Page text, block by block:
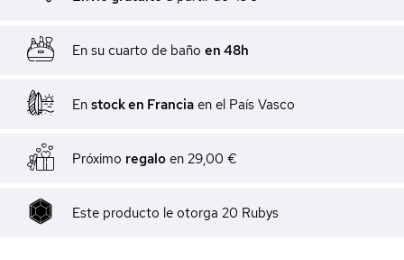
En su cuarto de baño en 48h
En stock en Francia en el País Vasco
Próximo regalo en 29,00 €
Este producto le otorga 20 Rubys